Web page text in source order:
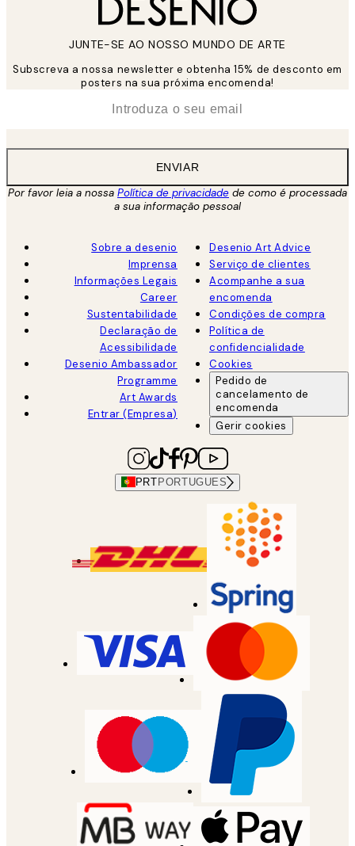
JUNTE-SE AO NOSSO MUNDO DE ARTE
Subscreva a nossa newsletter e obtenha 15% de desconto em
posters na sua próxima encomenda!
ENVIAR
Por favor leia a nossa Política de privacidade de como é processada
a sua informação pessoal
Sobre a desenio
Imprensa
Informações Legais
Career
Sustentabilidade
Declaração de
Acessibilidade
Desenio Ambassador
Programme
Art Awards
Entrar (Empresa)
Desenio Art Advice
Serviço de clientes
Acompanhe a sua
encomenda
Condições de compra
Política de
confidencialidade
Cookies
Pedido de
cancelamento de
encomenda
Gerir cookies
PRT PORTUGUES